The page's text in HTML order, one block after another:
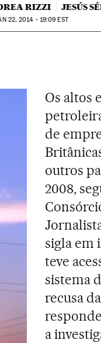
RIZZI JESÚS
22, 2014 - 19:09 EST
Os altos
de
outros
2008,
sigla em
teve
sistema
recusa
a